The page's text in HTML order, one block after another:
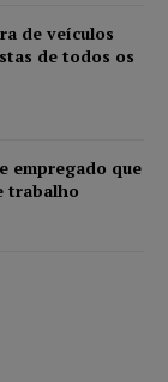
de veículos
de todos os
empregado que
trabalho